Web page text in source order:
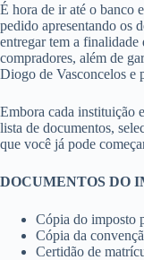
É hora de ir até o banco
pedido apresentando os
entregar tem a finalidade
compradores, além de
Diogo de Vasconcelos e
Embora cada instituição
lista de documentos,
que você já pode
DOCUMENTOS DO
Cópia do imposto
Cópia da
Certidão de